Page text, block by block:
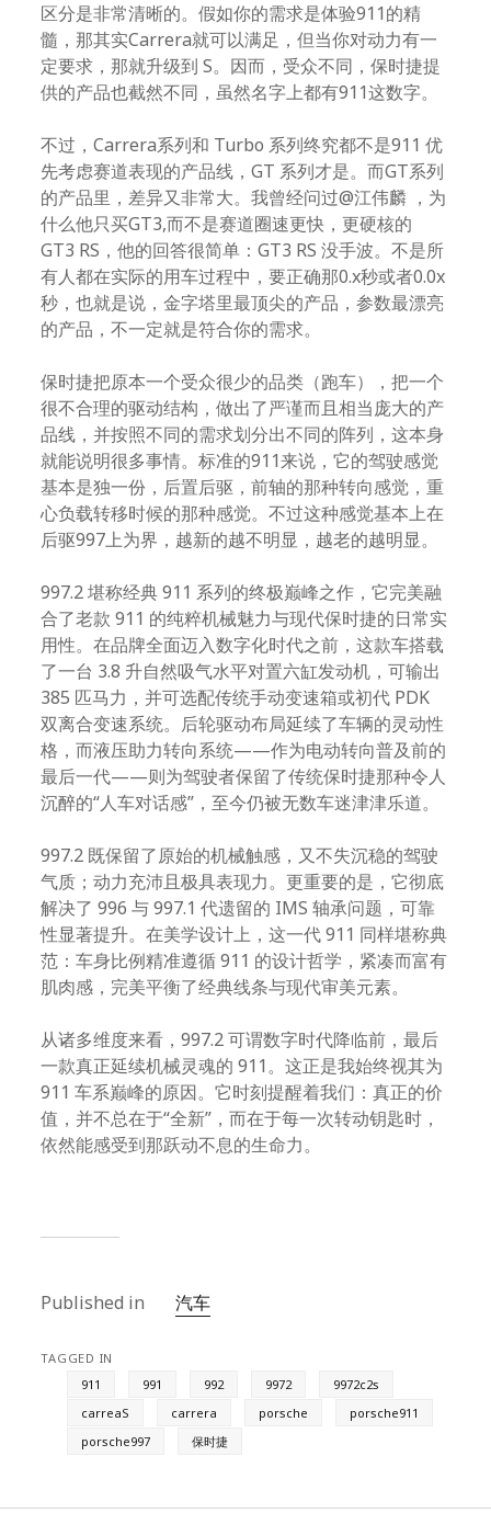
区分是非常清晰的。假如你的需求是体验911的精
髓，那其实Carrera就可以满足，但当你对动力有一
定要求，那就升级到 S。因而，受众不同，保时捷提
供的产品也截然不同，虽然名字上都有911这数字。
不过，Carrera系列和 Turbo 系列终究都不是911 优
先考虑赛道表现的产品线，GT 系列才是。而GT系列
的产品里，差异又非常大。我曾经问过@江伟麟 ，为
什么他只买GT3,而不是赛道圈速更快，更硬核的
GT3 RS，他的回答很简单：GT3 RS 没手波。不是所
有人都在实际的用车过程中，要正确那0.x秒或者0.0x
秒，也就是说，金字塔里最顶尖的产品，参数最漂亮
的产品，不一定就是符合你的需求。
保时捷把原本一个受众很少的品类（跑车），把一个
很不合理的驱动结构，做出了严谨而且相当庞大的产
品线，并按照不同的需求划分出不同的阵列，这本身
就能说明很多事情。标准的911来说，它的驾驶感觉
基本是独一份，后置后驱，前轴的那种转向感觉，重
心负载转移时候的那种感觉。不过这种感觉基本上在
后驱997上为界，越新的越不明显，越老的越明显。
997.2 堪称经典 911 系列的终极巅峰之作，它完美融
合了老款 911 的纯粹机械魅力与现代保时捷的日常实
用性。在品牌全面迈入数字化时代之前，这款车搭载
了一台 3.8 升自然吸气水平对置六缸发动机，可输出
385 匹马力，并可选配传统手动变速箱或初代 PDK
双离合变速系统。后轮驱动布局延续了车辆的灵动性
格，而液压助力转向系统——作为电动转向普及前的
最后一代——则为驾驶者保留了传统保时捷那种令人
沉醉的“人车对话感”，至今仍被无数车迷津津乐道。
997.2 既保留了原始的机械触感，又不失沉稳的驾驶
气质；动力充沛且极具表现力。更重要的是，它彻底
解决了 996 与 997.1 代遗留的 IMS 轴承问题，可靠
性显著提升。在美学设计上，这一代 911 同样堪称典
范：车身比例精准遵循 911 的设计哲学，紧凑而富有
肌肉感，完美平衡了经典线条与现代审美元素。
从诸多维度来看，997.2 可谓数字时代降临前，最后
一款真正延续机械灵魂的 911。这正是我始终视其为
911 车系巅峰的原因。它时刻提醒着我们：真正的价
值，并不总在于“全新”，而在于每一次转动钥匙时，
依然能感受到那跃动不息的生命力。
Published in 汽车
TAGGED IN
911
991 992 9972
9972c2s
carreaS
carrera porsche
porsche911
porsche997
保时捷